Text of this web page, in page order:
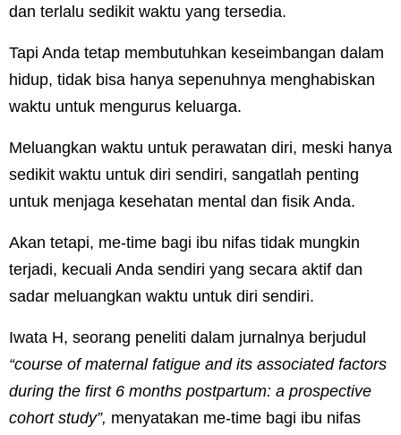
dan terlalu sedikit waktu yang tersedia.
Tapi Anda tetap membutuhkan keseimbangan dalam
hidup, tidak bisa hanya sepenuhnya menghabiskan
waktu untuk mengurus keluarga.
Meluangkan waktu untuk perawatan diri, meski hanya
sedikit waktu untuk diri sendiri, sangatlah penting
untuk menjaga kesehatan mental dan fisik Anda.
Akan tetapi, me-time bagi ibu nifas tidak mungkin
terjadi, kecuali Anda sendiri yang secara aktif dan
sadar meluangkan waktu untuk diri sendiri.
Iwata H, seorang peneliti dalam jurnalnya berjudul
“course of maternal fatigue and its associated factors
during the first 6 months postpartum: a prospective
cohort study”, menyatakan me-time bagi ibu nifas